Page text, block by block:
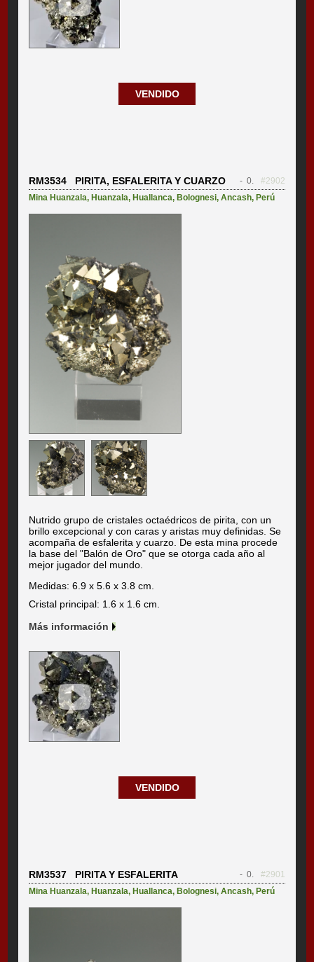
VENDIDO
RM3534 PIRITA, ESFALERITA Y CUARZO - 0.
#2902
Mina Huanzala, Huanzala, Huallanca, Bolognesi,Ancash, Perú
Nutrido grupo de cristales octaédricos de pirita, con un
brillo excepcional y con caras y aristas muy definidas. Se
acompaña de esfalerita y cuarzo. De esta mina procede
la base del "Balón de Oro" que se otorga cada año al
mejor jugador del mundo.
Medidas: 6.9 x 5.6 x 3.8 cm.
Cristal principal: 1.6 x 1.6 cm.
Más información
VENDIDO
RM3537 PIRITA Y ESFALERITA - 0.
#2901
Mina Huanzala, Huanzala, Huallanca, Bolognesi,Ancash, Perú